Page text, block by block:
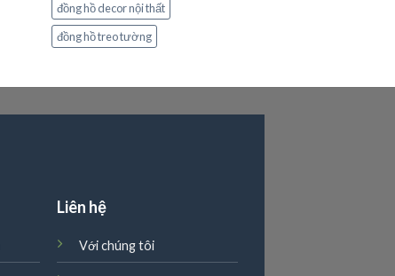
đồng hồ decor nội thất
đồng hồ treo tường
Liên hệ
Với chúng tôi